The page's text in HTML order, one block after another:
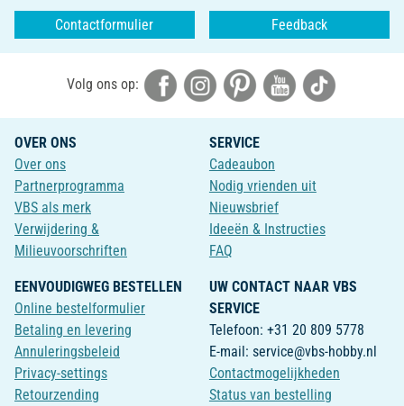
Contactformulier Feedback
Volg ons op:
OVER ONS
Over ons
Partnerprogramma
VBS als merk
Verwijdering &
Milieuvoorschriften
SERVICE
Cadeaubon
Nodig vrienden uit
Nieuwsbrief
Ideeën & Instructies
FAQ
EENVOUDIGWEG BESTELLEN
Online bestelformulier
Betaling en levering
Annuleringsbeleid
Privacy-settings
Retourzending
UW CONTACT NAAR VBS
SERVICE
Telefoon: +31 20 809 5778
E-mail: service@vbs-hobby.nl
Contactmogelijkheden
Status van bestelling